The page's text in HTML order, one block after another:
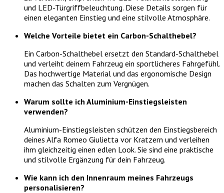
und LED-Türgriffbeleuchtung. Diese Details sorgen für
einen eleganten Einstieg und eine stilvolle Atmosphäre.
Welche Vorteile bietet ein Carbon-Schalthebel?
Ein Carbon-Schalthebel ersetzt den Standard-Schalthebel
und verleiht deinem Fahrzeug ein sportlicheres Fahrgefühl.
Das hochwertige Material und das ergonomische Design
machen das Schalten zum Vergnügen.
Warum sollte ich Aluminium-Einstiegsleisten
verwenden?
Aluminium-Einstiegsleisten schützen den Einstiegsbereich
deines Alfa Romeo Giulietta vor Kratzern und verleihen
ihm gleichzeitig einen edlen Look. Sie sind eine praktische
und stilvolle Ergänzung für dein Fahrzeug.
Wie kann ich den Innenraum meines Fahrzeugs
personalisieren?